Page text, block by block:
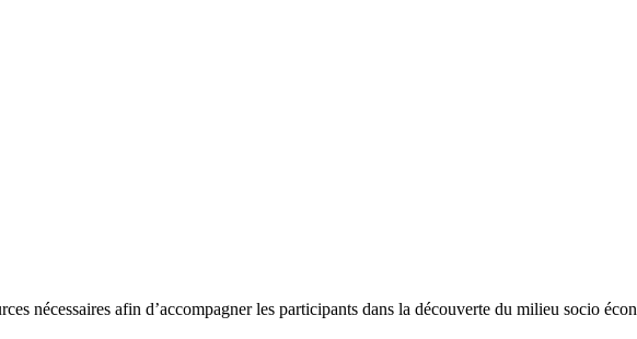
nécessaires afin d’accompagner les participants dans la découverte du milieu socio